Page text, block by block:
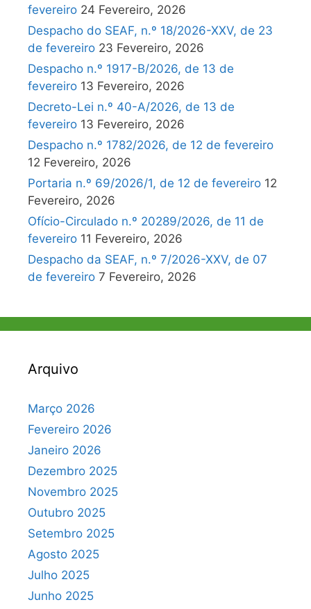
fevereiro 24 Fevereiro, 2026
Despacho do SEAF, n.º 18/2026-XXV, de 23
de fevereiro 23 Fevereiro, 2026
Despacho n.º 1917-B/2026, de 13 de
fevereiro 13 Fevereiro, 2026
Decreto-Lei n.º 40-A/2026, de 13 de
fevereiro 13 Fevereiro, 2026
Despacho n.º 1782/2026, de 12 de fevereiro
12 Fevereiro, 2026
Portaria n.º 69/2026/1, de 12 de fevereiro 12
Fevereiro, 2026
Ofício-Circulado n.º 20289/2026, de 11 de
fevereiro 11 Fevereiro, 2026
Despacho da SEAF, n.º 7/2026-XXV, de 07
de fevereiro 7 Fevereiro, 2026
Arquivo
Março 2026
Fevereiro 2026
Janeiro 2026
Dezembro 2025
Novembro 2025
Outubro 2025
Setembro 2025
Agosto 2025
Julho 2025
Junho 2025